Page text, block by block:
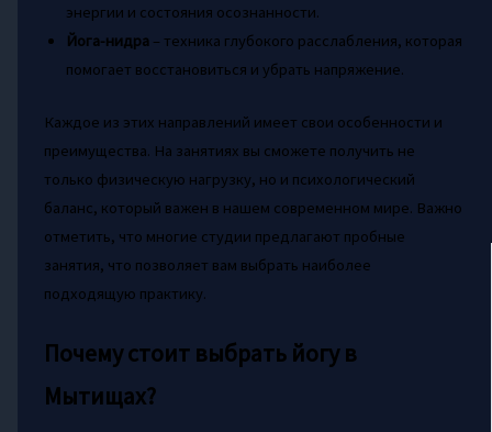
энергии и состояния осознанности.
Йога-нидра– техника глубокого расслабления, которая
помогает восстановиться и убрать напряжение.
Каждое из этих направлений имеет свои особенности и
преимущества. На занятиях вы сможете получить не
только физическую нагрузку, но и психологический
баланс, который важен в нашем современном мире. Важно
отметить, что многие студии предлагают пробные
занятия, что позволяет вам выбрать наиболее
подходящую практику.
Почему стоит выбрать йогу в
Мытищах?